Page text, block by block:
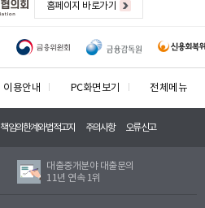
홈페이지 바로가기
이용안내 PC화면보기 전체메뉴
책임의한계와법적고지 주의사항 오류신고
대출중개분야 대출문의
11년 연속 1위